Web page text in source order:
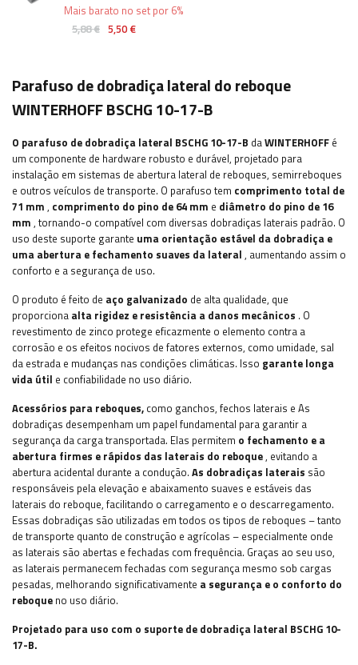
5,88 € 5,50 €
Mais barato no set por 6%
Parafuso de dobradiça lateral do reboque
WINTERHOFF BSCHG 10-17-B
O parafuso de dobradiça lateral BSCHG 10-17-B daWINTERHOFF é
um componente de hardware robusto e durável, projetado para
instalação em sistemas de abertura lateral de reboques, semirreboques
e outros veículos de transporte. O parafuso tem comprimento total de
71 mm , comprimento do pino de 64 mm e diâmetro do pino de 16
mm , tornando-o compatível com diversas dobradiças laterais padrão. O
uso deste suporte garante uma orientação estável da dobradiça e
uma abertura e fechamento suaves da lateral , aumentando assim o
conforto e a segurança de uso.
O produto é feito de aço galvanizado de alta qualidade, que
proporciona alta rigidez e resistência a danos mecânicos . O
revestimento de zinco protege eficazmente o elemento contra a
corrosão e os efeitos nocivos de fatores externos, como umidade, sal
da estrada e mudanças nas condições climáticas. Isso garante longa
vida útil e confiabilidade no uso diário.
Acessórios para reboques, como ganchos, fechos laterais e As
dobradiças desempenham um papel fundamental para garantir a
segurança da carga transportada. Elas permitem o fechamento e a
abertura firmes e rápidos das laterais do reboque, evitando a
abertura acidental durante a condução. As dobradiças laterais são
responsáveis pela elevação e abaixamento suaves e estáveis das
laterais do reboque, facilitando o carregamento e o descarregamento.
Essas dobradiças são utilizadas em todos os tipos de reboques – tanto
de transporte quanto de construção e agrícolas – especialmente onde
as laterais são abertas e fechadas com frequência. Graças ao seu uso,
as laterais permanecem fechadas com segurança mesmo sob cargas
pesadas, melhorando significativamente a segurança e o conforto do
reboque no uso diário.
Projetado para uso com o suporte de dobradiça lateral BSCHG 10-
17-B.